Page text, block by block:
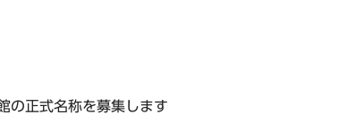
の正式名称を募集します